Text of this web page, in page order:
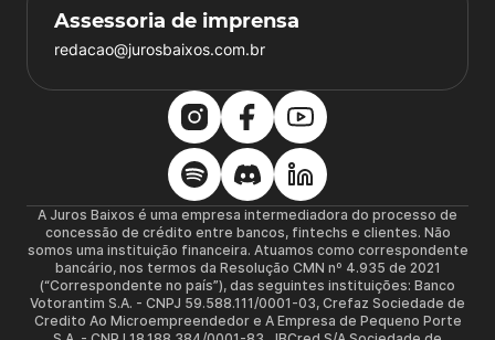
Assessoria de imprensa
redacao@jurosbaixos.com.br
A Juros Baixos é uma empresa intermediadora do processo de
concessão de crédito entre bancos, fintechs e clientes. Não
somos uma instituição financeira. Atuamos como correspondente
bancário, nos termos da Resolução CMN nº 4.935 de 2021
(“Correspondente no país”), das seguintes instituições: Banco
Votorantim S.A. - CNPJ 59.588.111/0001-03, Crefaz Sociedade de
Credito Ao Microempreendedor e A Empresa de Pequeno Porte